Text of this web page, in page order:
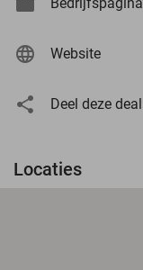
Website
Deel deze deal
Locaties